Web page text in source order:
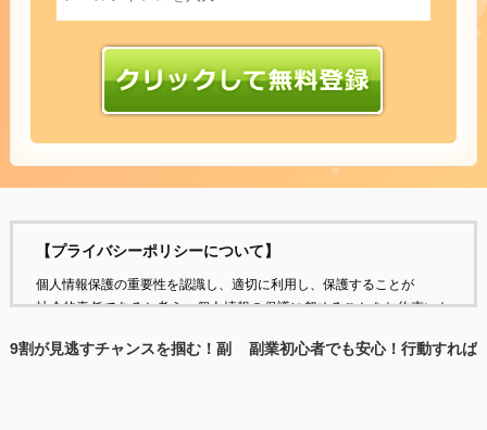
【プライバシーポリシーについて】
個人情報保護の重要性を認識し、適切に利用し、保護することが
社会的責任であると考え、個人情報の保護に努めることをお約束いた
9割が見逃すチャンスを掴む！副
副業初心者でも安心！行動すれば